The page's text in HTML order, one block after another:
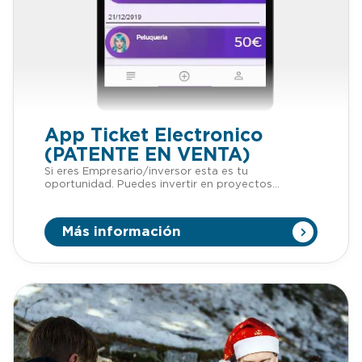
en nuestra patentes. LLÁMANOS
App Ticket Electronico
(PATENTE EN VENTA)
Si eres Empresario/inversor esta es tu
oportunidad. Puedes invertir en proyectos
llámanos o mándanos un Whatsapp al +34 623 30
88 74, nuestro email
es tienda@lafabricadeinventos.com. Somos muy
accesibles, cercanos y damos cientos de
en nuestra patentes. LLÁMANOS Cuando se
realizan las compras menores, que al sumar al
termino de unos dias o semanas suelen ser
muchas, los consumidores pueden notar que
terminan acumulando una cantidad excesiva de
tickets de pago que se terminan desechando;
Más información